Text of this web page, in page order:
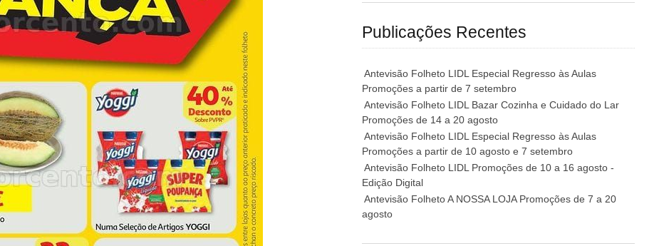
Publicações Recentes
Antevisão Folheto LIDL Especial Regresso às Aulas
Promoções a partir de 7 setembro
Antevisão Folheto LIDL Bazar Cozinha e Cuidado do Lar
Promoções de 14 a 20 agosto
Antevisão Folheto LIDL Especial Regresso às Aulas
Promoções a partir de 10 agosto e 7 setembro
Antevisão Folheto LIDL Promoções de 10 a 16 agosto -
Edição Digital
Antevisão Folheto A NOSSA LOJA Promoções de 7 a 20
agosto